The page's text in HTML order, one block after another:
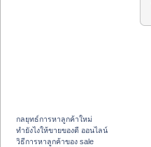
กลยุทธ์การหาลูกค้าใหม่
ทํายังไงให้ขายของดี ออนไลน์
วิธีการหาลูกค้าของ sale